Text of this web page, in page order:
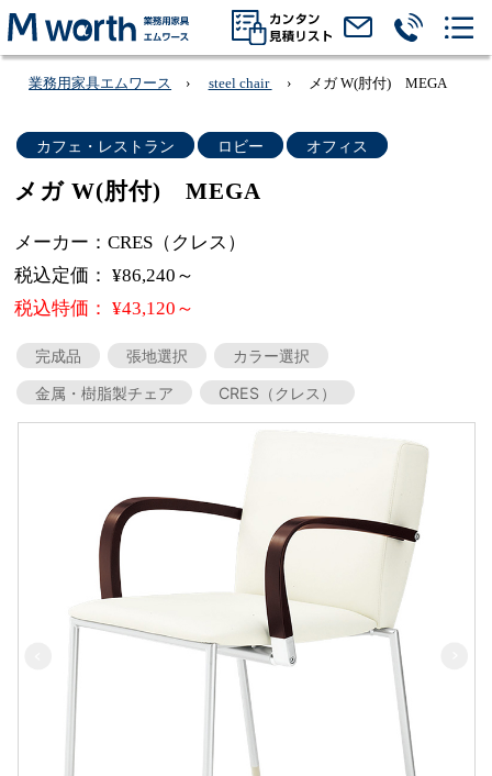
業務用家具エムワース steel chair メガ W(肘付) MEGA
カフェ・レストラン ロビー オフィス
メガ W(肘付) MEGA
メーカー：CRES（クレス）
税込定価： ¥86,240～
税込特価： ¥43,120～
完成品 張地選択
カラー選択
金属・樹脂製チェア
CRES（クレス）